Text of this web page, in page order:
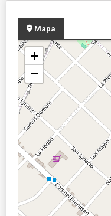
Mapa
+
−